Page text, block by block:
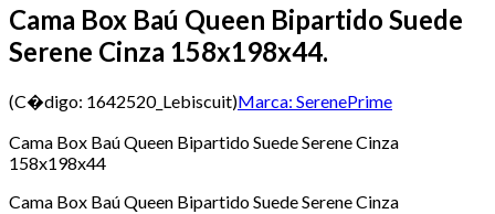
Cama Box Baú Queen Bipartido Suede
Serene Cinza 158x198x44.
(C�digo: 1642520_Lebiscuit)Marca: SerenePrime
Cama Box Baú Queen Bipartido Suede Serene Cinza
158x198x44
Cama Box Baú Queen Bipartido Suede Serene Cinza